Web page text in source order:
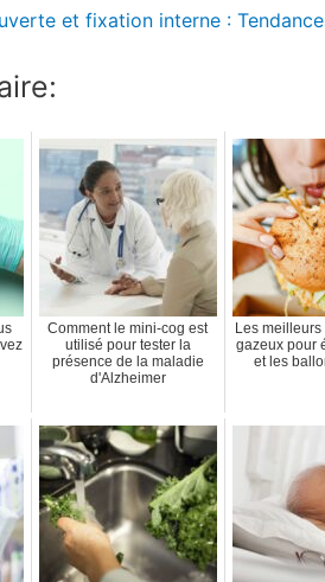
et fixation interne :
Comment le mini-cog est
utilisé pour tester la
présence de la maladie
d'Alzheimer
Les
gazeux pour
et les